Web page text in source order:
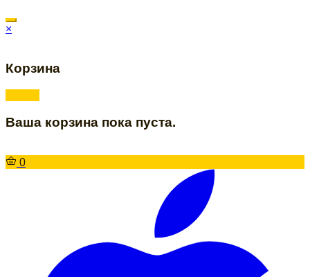
×
Корзина
Ваша корзина пока пуста.
0